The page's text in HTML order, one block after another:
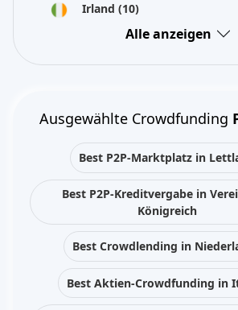
Irland (10)
Alle anzeigen
Ausgewählte Crowdfunding
Best P2P-Marktplatz in
Best P2P-Kreditvergabe in
Königreich
Best Crowdlending in
Best Aktien-Crowdfunding in